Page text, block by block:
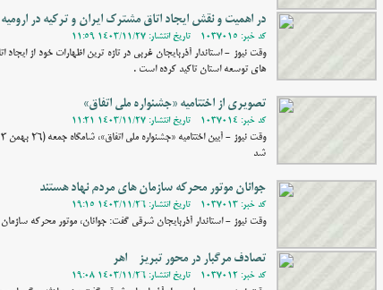
در اهمیت و نقش ایجاد اتاق مشترک ایران و ترکیه در ارومیه
کد خبر: 1037015 - تاریخ انتشار: 1403/11/27 11:59
وقت نیوز - استاندار آذربایجان غربی در تازه ترین اظهارات خود از
های توسعه استان تاکید کرده است .
تصویری از اختتامیه «جشنواره ملی اتفاق»
کد خبر: 1037014 - تاریخ انتشار: 1403/11/27 11:21
شد
جوانان موتور محرکه سازمان های مردم نهاد هستند
کد خبر: 1037013 - تاریخ انتشار: 1403/11/26 19:15
وقت نیوز - استاندار آذربایجان شرقی گفت: جوانان، موتور محرکه
تصادف مرگبار در محور تبریز - اهر
کد خبر: 1037012 - تاریخ انتشار: 1403/11/26 19:08